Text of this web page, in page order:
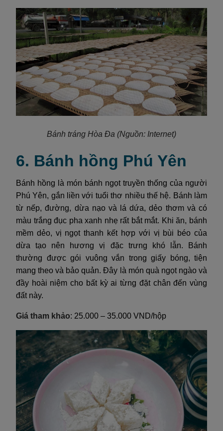
Bánh tráng Hòa Đa (Nguồn: Internet)
6. Bánh hồng Phú Yên
Bánh hồng là món bánh ngọt truyền thống của người
Phú Yên, gắn liền với tuổi thơ nhiều thế hệ. Bánh làm
từ nếp, đường, dừa nạo và lá dứa, dẻo thơm và có
màu trắng đục pha xanh nhẹ rất bắt mắt. Khi ăn, bánh
mềm dẻo, vị ngọt thanh kết hợp với vị bùi béo của
dừa tạo nên hương vị đặc trưng khó lẫn. Bánh
thường được gói vuông vắn trong giấy bóng, tiện
mang theo và bảo quản. Đây là món quà ngọt ngào và
đầy hoài niệm cho bất kỳ ai từng đặt chân đến vùng
đất này.
Giá tham khảo: 25.000 – 35.000 VND/hộp